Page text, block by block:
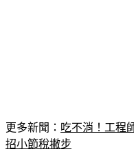
更多新聞： 吃不消！工程
招小節稅撇步